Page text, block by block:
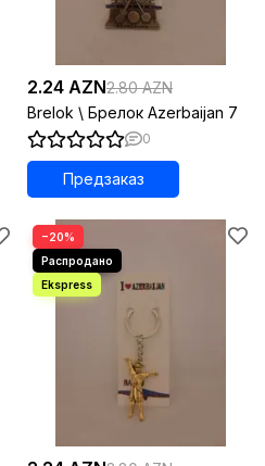
2.24 AZN2.80 AZN
Brelok \ Брелок Azerbaijan 7
0
Предзаказ
−20%